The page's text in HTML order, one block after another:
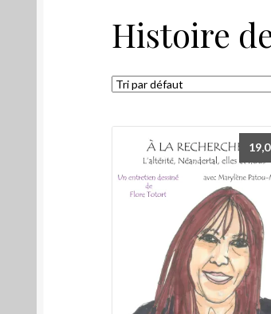
Histoire